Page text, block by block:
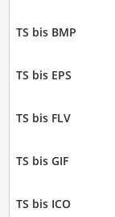
TS bis BMP
TS bis EPS
TS bis FLV
TS bis GIF
TS bis ICO